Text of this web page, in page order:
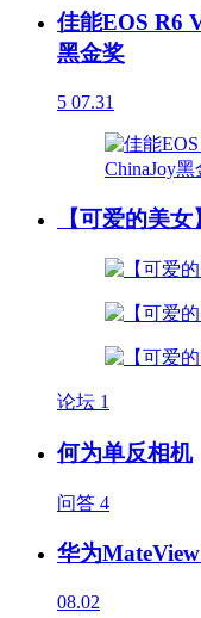
佳能EOS R6
黑金奖
5 07.31
【可爱的美
论坛 1
何为单反相机
问答 4
华为
08.02